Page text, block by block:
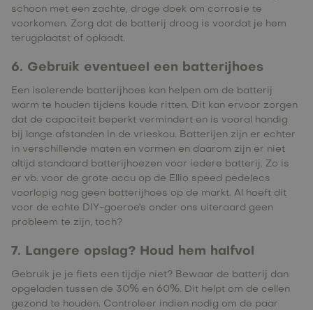
schoon met een zachte, droge doek om corrosie te
voorkomen. Zorg dat de batterij droog is voordat je hem
terugplaatst of oplaadt.
6. Gebruik eventueel een batterijhoes
Een isolerende batterijhoes kan helpen om de batterij
warm te houden tijdens koude ritten. Dit kan ervoor zorgen
dat de capaciteit beperkt vermindert en is vooral handig
bij lange afstanden in de vrieskou. Batterijen zijn er echter
in verschillende maten en vormen en daarom zijn er niet
altijd standaard batterijhoezen voor iedere batterij. Zo is
er vb. voor de grote accu op de Ellio speed pedelecs
voorlopig nog geen batterijhoes op de markt. Al hoeft dit
voor de echte DIY-goeroe's onder ons uiteraard geen
probleem te zijn, toch?
7. Langere opslag? Houd hem halfvol
Gebruik je je fiets een tijdje niet? Bewaar de batterij dan
opgeladen tussen de 30% en 60%. Dit helpt om de cellen
gezond te houden. Controleer indien nodig om de paar